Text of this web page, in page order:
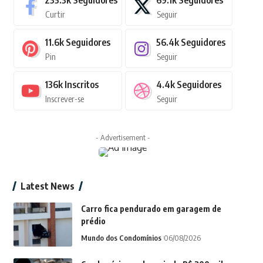
Curtir Seguir
11.6k Seguidores
Pin
56.4k Seguidores
Seguir
136k Inscritos
Inscrever-se
4.4k Seguidores
Seguir
- Advertisement -
Latest News
Carro fica pendurado em garagem de
prédio
Mundo dos Condomínios 06/08/2026